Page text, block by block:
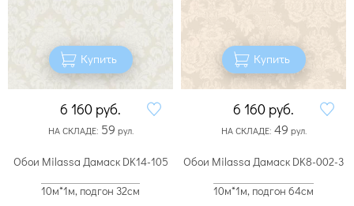
Купить
6 160 руб.
НА СКЛАДЕ: 59 рул.
Купить
6 160 руб.
НА СКЛАДЕ: 49 рул.
Обои Milassa Дамаск DK14-105
10м*1м, подгон 32см
Обои Milassa Дамаск DK8-002-3
10м*1м, подгон 64см